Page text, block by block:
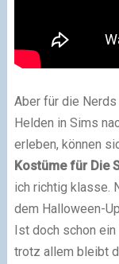
Aber für die
Helden in Sims
erleben, können
Kostüme für Die
ich richtig klasse.
dem Halloween-
Ist doch schon
trotz allem bleibt